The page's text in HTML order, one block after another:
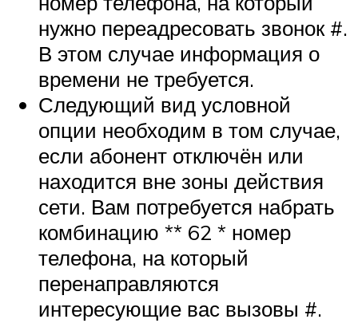
нужно переадресовать звонок #.
В этом случае информация о
времени не требуется.
Следующий вид условной
опции необходим в том случае,
если абонент отключён или
находится вне зоны действия
сети. Вам потребуется набрать
комбинацию ** 62 * номер
телефона, на который
перенаправляются
интересующие вас вызовы #.